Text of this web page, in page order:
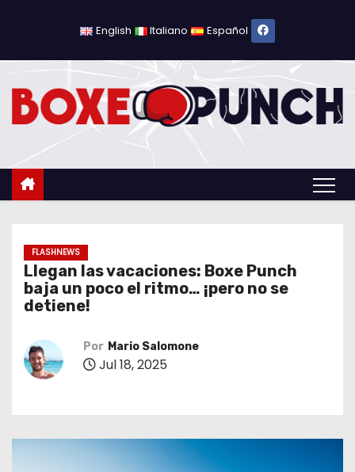
l
English Italiano Español
FLASHNEWS
Llegan las vacaciones: Boxe Punch
baja un poco el ritmo… ¡pero no se
detiene!
Por Mario Salomone
Jul 18, 2025